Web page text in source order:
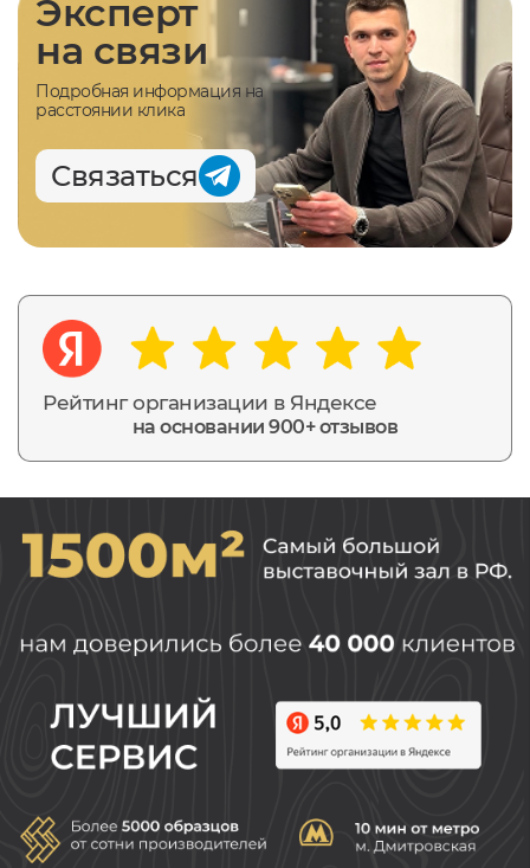
Рейтинг организации в Яндексе
на основании 900+ отзывов
Эксперт
на связи
Подробная информация на
расстоянии клика
Связаться